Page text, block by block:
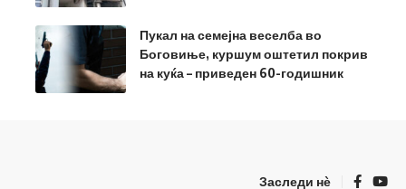
Пукал на семејна веселба во
Боговиње, куршум оштетил покрив
на куќа – приведен 60-годишник
Заследи нѐ